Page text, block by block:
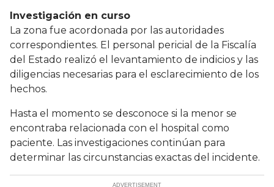
Investigación en curso
La zona fue acordonada por las autoridades
correspondientes. El personal pericial de la Fiscalía
del Estado realizó el levantamiento de indicios y las
diligencias necesarias para el esclarecimiento de los
hechos.
Hasta el momento se desconoce si la menor se
encontraba relacionada con el hospital como
paciente. Las investigaciones continúan para
determinar las circunstancias exactas del incidente.